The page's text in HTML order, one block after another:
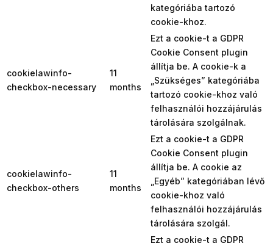
kategóriába tartozó
cookie-khoz.
cookielawinfo-
checkbox-necessary
11
months
Ezt a cookie-t a GDPR
Cookie Consent plugin
állítja be. A cookie-k a
„Szükséges” kategóriába
tartozó cookie-khoz való
felhasználói hozzájárulás
tárolására szolgálnak.
cookielawinfo-
checkbox-others
11
months
Ezt a cookie-t a GDPR
Cookie Consent plugin
állítja be. A cookie az
„Egyéb” kategóriában lévő
cookie-khoz való
felhasználói hozzájárulás
tárolására szolgál.
Ezt a cookie-t a GDPR